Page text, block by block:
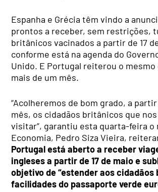
Espanha e Grécia têm vindo a
prontos a receber, sem restrições,
britânicos vacinados a partir de 17
conforme está na agenda do
Unido. E Portugal reiterou o
mais de um mês.
“Acolheremos de bom grado, a
mês, os cidadãos britânicos que
visitar”, garantiu esta quarta-feira o
Economia, Pedro Siza Vieira,
Portugal está aberto a receber
ingleses a partir de 17 de maio e
objetivo de “estender aos cidadãos
facilidades do passaporte verde